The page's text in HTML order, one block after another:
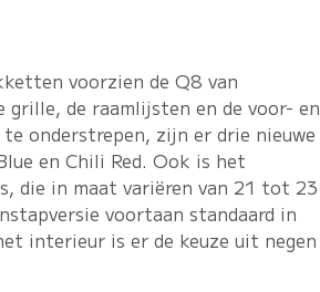
voorzien de Q8 van
grille, de raamlijsten en de voor- en
onderstrepen, zijn er drie nieuwe
en Chili Red. Ook is het
die in maat variëren van 21 tot 23
voortaan standaard in
interieur is er de keuze uit negen